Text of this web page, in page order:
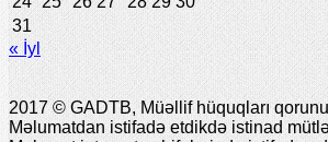
31
« İyl
2017 © GADTB, Müəllif hüquqları
Məlumatdan istifadə etdikdə istinad